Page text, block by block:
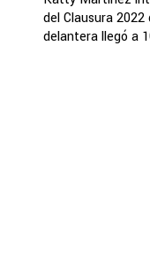
del Clausura
delantera llegó a